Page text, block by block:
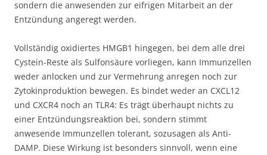
sondern die anwesenden zur eifrigen Mitarbeit an der
Entzündung angeregt werden.
Vollständig oxidiertes HMGB1 hingegen, bei dem alle drei
Cystein-Reste als Sulfonsäure vorliegen, kann Immunzellen
weder anlocken und zur Vermehrung anregen noch zur
Zytokinproduktion bewegen. Es bindet weder an CXCL12
und CXCR4 noch an TLR4: Es trägt überhaupt nichts zu
einer Entzündungsreaktion bei, sondern stimmt
anwesende Immunzellen tolerant, sozusagen als Anti-
DAMP. Diese Wirkung ist besonders sinnvoll, wenn eine